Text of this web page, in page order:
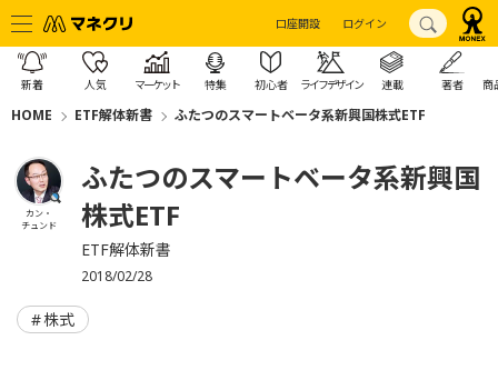
口座開設 ログイン
新着 人気 マーケット 特集 初心者 ライフデザイン 連載 著者 商
HOME ETF解体新書 ふたつのスマートベータ系新興国株式ETF
カン・
チュンド
ふたつのスマートベータ系新興国
株式ETF
ETF解体新書
2018/02/28
株式